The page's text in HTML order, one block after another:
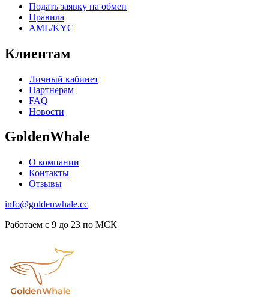
Подать заявку на обмен
Правила
AML/KYC
Клиентам
Личный кабинет
Партнерам
FAQ
Новости
GoldenWhale
О компании
Контакты
Отзывы
info@goldenwhale.cc
Работаем с 9 до 23 по МСК